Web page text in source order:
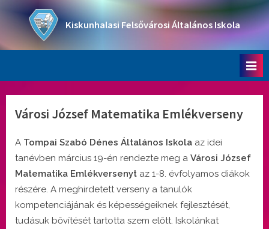
content
Kiskunhalasi Felsővárosi Általános Iskola
Városi József Matematika Emlékverseny
A Tompai Szabó Dénes Általános Iskola az idei
tanévben március 19-én rendezte meg a Városi József
Matematika Emlékversenyt az 1-8. évfolyamos diákok
részére. A meghirdetett verseny a tanulók
kompetenciájának és képességeiknek fejlesztését,
tudásuk bővítését tartotta szem előtt. Iskolánkat